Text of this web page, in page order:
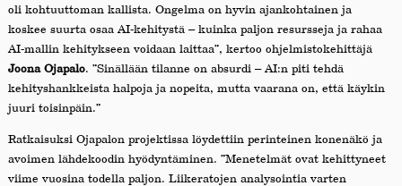
oli kohtuuttoman kallista. Ongelma on hyvin ajankohtainen ja
koskee suurta osaa AI-kehitystä – kuinka paljon resursseja ja rahaa
AI-mallin kehitykseen voidaan laittaa”, kertoo ohjelmistokehittäjä
Joona Ojapalo. ”Sinällään tilanne on absurdi – AI:n piti tehdä
kehityshankkeista halpoja ja nopeita, mutta vaarana on, että käykin
juuri toisinpäin.”
Ratkaisuksi Ojapalon projektissa löydettiin perinteinen konenäkö ja
avoimen lähdekoodin hyödyntäminen. ”Menetelmät ovat kehittyneet
viime vuosina todella paljon. Liikeratojen analysointia varten